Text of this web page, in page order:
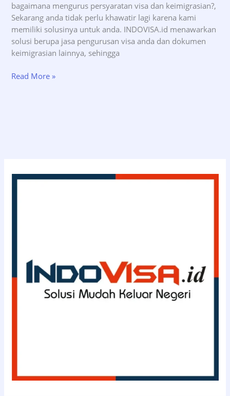
bagaimana mengurus persyaratan visa dan keimigrasian?,
Sekarang anda tidak perlu khawatir lagi karena kami
memiliki solusinya untuk anda. INDOVISA.id menawarkan
solusi berupa jasa pengurusan visa anda dan dokumen
keimigrasian lainnya, sehingga
Jasa
Read More »